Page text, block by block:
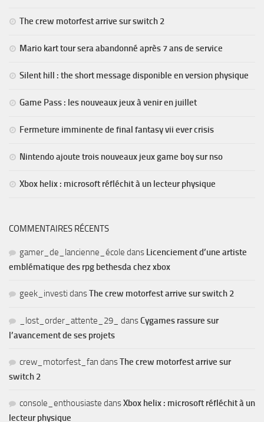
The crew motorfest arrive sur switch 2
Mario kart tour sera abandonné après 7 ans de service
Silent hill : the short message disponible en version physique
Game Pass : les nouveaux jeux à venir en juillet
Fermeture imminente de final fantasy vii ever crisis
Nintendo ajoute trois nouveaux jeux game boy sur nso
Xbox helix : microsoft réfléchit à un lecteur physique
COMMENTAIRES RÉCENTS
gamer_de_lancienne_école dans Licenciement d’une artiste
emblématique des rpg bethesda chez xbox
geek_investi dansThe crew motorfest arrive sur switch 2
_lost_order_attente_29_ dansCygames rassure sur
l’avancement de ses projets
crew_motorfest_fan dansThe crew motorfest arrive sur
switch 2
console_enthousiaste dansXbox helix : microsoft réfléchit à un
lecteur physique